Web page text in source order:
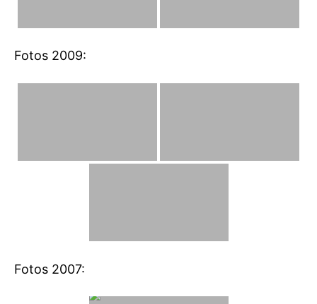
Fotos 2009:
Fotos 2007: